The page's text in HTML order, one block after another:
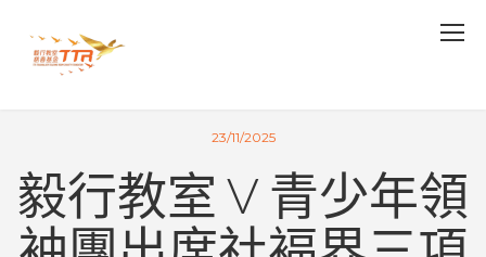
23/11/2025
毅行教室 V 青少年領